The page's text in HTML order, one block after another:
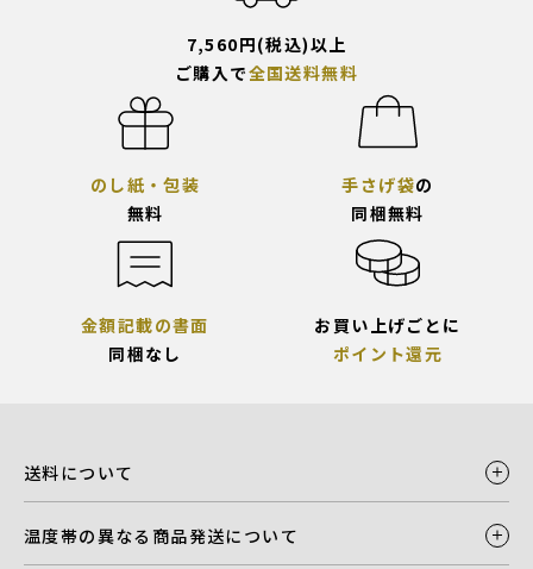
7,560円(税込)以上
ご購入で全国送料無料
のし紙・包装
無料
手さげ袋の
同梱無料
金額記載の書面
同梱なし
お買い上げごとに
ポイント還元
送料について
温度帯の異なる商品発送について